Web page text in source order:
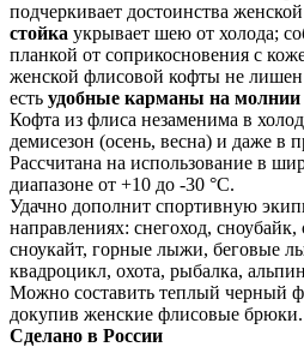
подчеркивает достоинства
стойка укрывает шею от холода;
планкой от соприкосновения с
женской флисовой кофты не
есть удобные карманы на молнии
Кофта из флиса незаменима в
демисезон (осень, весна) и даже в
Рассчитана на использование в
диапазоне от +10 до -30 °С.
Удачно дополнит спортивную
направлениях: снегоход, сноубайк,
сноукайт, горные лыжи, беговые
квадроцикл, охота, рыбалка,
Можно составить теплый черный
докупив женские флисовые брюки.
Сделано в России